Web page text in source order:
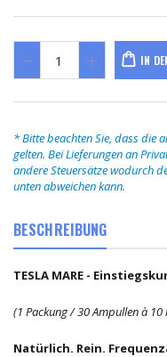
IN
* Bitte beachten Sie, dass die
gelten. Bei Lieferungen an
andere Steuersätze wodurch
unten abweichen kann.
BESCHREIBUNG
TESLA MARE -
(1 Packung / 30 Ampullen à
Natürlich. Rein.